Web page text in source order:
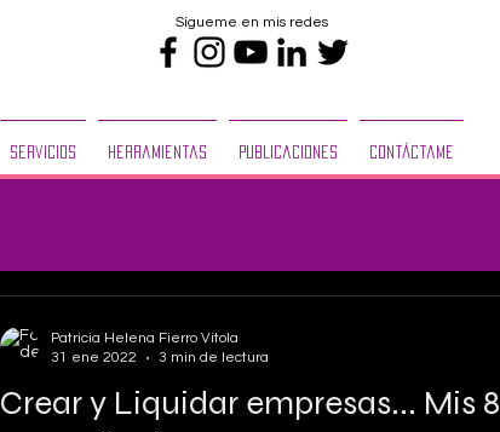
Sígueme en mis redes
Servicios Herramientas Publicaciones Contáctame
Crear y Liquidar empresas... Mis 8
Patricia Helena Fierro Vitola
31 ene 2022
3 min de lectura